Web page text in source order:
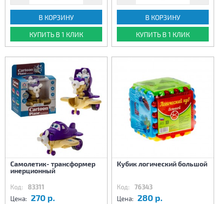
В КОРЗИНУ
КУПИТЬ В 1 КЛИК
В КОРЗИНУ
КУПИТЬ В 1 КЛИК
Самолетик- трансформер
инерционный
Код: 83311
Цена: 270 р.
Кубик логический большой
Код: 76343
Цена: 280 р.